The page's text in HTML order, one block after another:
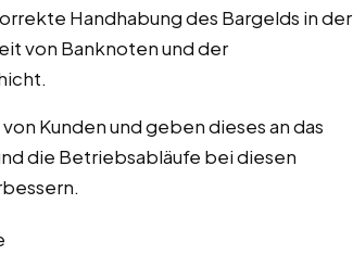
Handhabung des Bargelds in der
von Banknoten und der
Kunden und geben dieses an das
die Betriebsabläufe bei diesen